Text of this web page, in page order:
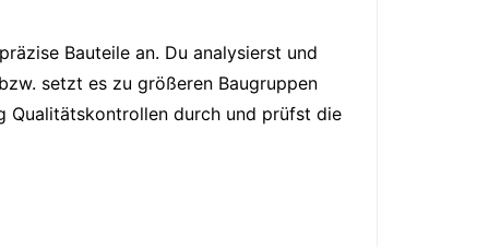
Bauteile an. Du analysierst und
setzt es zu größeren Baugruppen
Qualitätskontrollen durch und prüfst die